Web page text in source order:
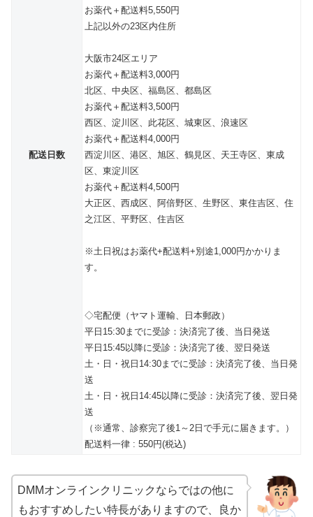
配送日数
お薬代＋配送料5,550円
上記以外の23区内住所
大阪市24区エリア
お薬代＋配送料3,000円
北区、中央区、福島区、都島区
お薬代＋配送料3,500円
西区、淀川区、此花区、城東区、浪速区
お薬代＋配送料4,000円
西淀川区、港区、旭区、鶴見区、天王寺区、東成
区、東淀川区
お薬代＋配送料4,500円
大正区、西成区、阿倍野区、生野区、東住吉区、住
之江区、平野区、住吉区
※土日祝はお薬代+配送料+別途1,000円かかりま
す。
◇宅配便（ヤマト運輸、日本郵政）
平日15:30までに受診：決済完了後、当日発送
平日15:45以降に受診：決済完了後、翌日発送
土・日・祝日14:30までに受診：決済完了後、当日発
送
土・日・祝日14:45以降に受診：決済完了後、翌日発
送
（※通常、診察完了後1～2日で手元に届きます。）
配送料一律 : 550円(税込)
DMMオンラインクリニックならではの他に
もおすすめしたい特長がありますので、良か